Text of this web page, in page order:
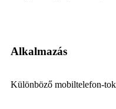
Alkalmazás
Különböző mobiltelefon-